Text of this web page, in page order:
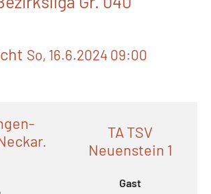
So, 16.6.2024 09:00
TA TSV
Neuenstein 1
Gast